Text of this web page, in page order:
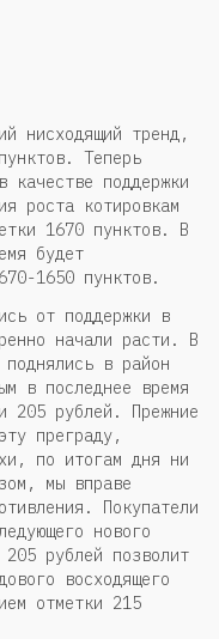
нисходящий тренд,
Теперь
качестве поддержки
роста котировкам
1670 пунктов. В
будет
1650 пунктов.
от поддержки в
начали расти. В
в район
в последнее время
205 рублей. Прежние
преграду,
по итогам дня ни
мы вправе
Покупатели
нового
рублей позволит
восходящего
отметки 215